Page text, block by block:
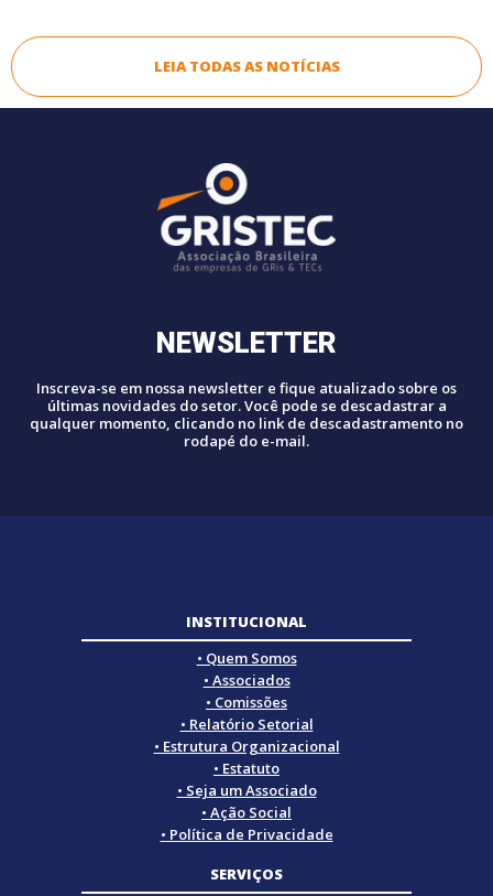
LEIA TODAS AS NOTÍCIAS
NEWSLETTER
Inscreva-se em nossa newsletter e fique atualizado sobre os
últimas novidades do setor. Você pode se descadastrar a
qualquer momento, clicando no link de descadastramento no
rodapé do e-mail.
INSTITUCIONAL
• Quem Somos
• Associados
• Comissões
• Relatório Setorial
• Estrutura Organizacional
• Estatuto
• Seja um Associado
• Ação Social
• Política de Privacidade
SERVIÇOS